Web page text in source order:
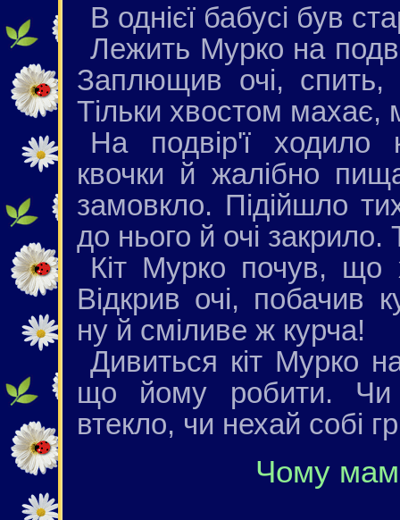
В однієї бабусі був
Лежить Мурко на
Заплющив очi, спить,
Тiльки хвостом махає,
На подвір'ї ходило
квочки й жалібно
замовкло. Підійшло
до нього й очі
Кіт Мурко почув, що
Відкрив очі, побачив
ну й сміливе ж курча!
Дивиться кіт Мурко
що йому робити. Чи
втекло, чи нехай собі
Чому